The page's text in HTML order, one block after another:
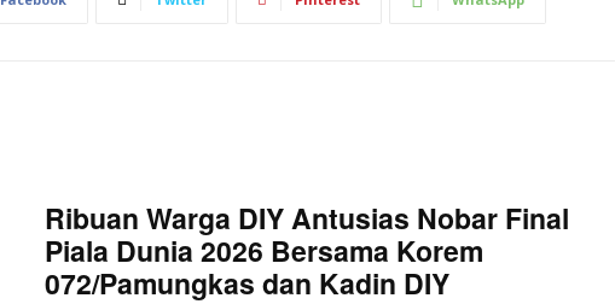
Ribuan Warga DIY Antusias Nobar Final
Piala Dunia 2026 Bersama Korem
072/Pamungkas dan Kadin DIY